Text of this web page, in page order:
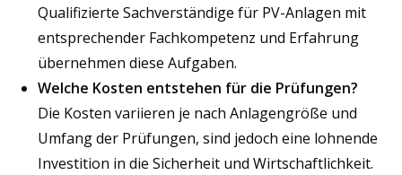
Qualifizierte Sachverständige für PV-Anlagen mit
entsprechender Fachkompetenz und Erfahrung
übernehmen diese Aufgaben.
Welche Kosten entstehen für die Prüfungen?
Die Kosten variieren je nach Anlagengröße und
Umfang der Prüfungen, sind jedoch eine lohnende
Investition in die Sicherheit und Wirtschaftlichkeit.